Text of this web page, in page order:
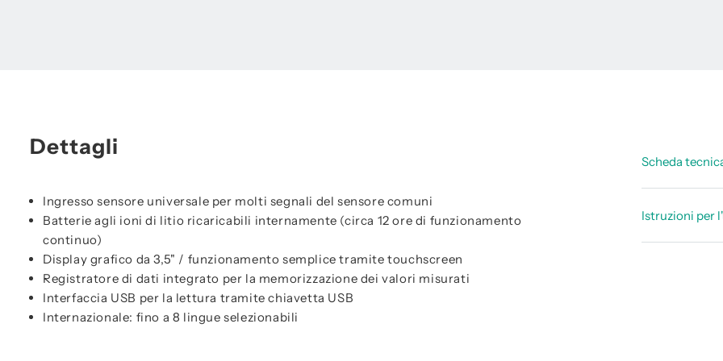
Dettagli
Ingresso sensore universale per molti segnali del sensore comuni
Batterie agli ioni di litio ricaricabili internamente (circa 12 ore di funzionamento
continuo)
Display grafico da 3,5" / funzionamento semplice tramite touchscreen
Registratore di dati integrato per la memorizzazione dei valori misurati
Interfaccia USB per la lettura tramite chiavetta USB
Internazionale: fino a 8 lingue selezionabili
Scheda
Istruzioni per